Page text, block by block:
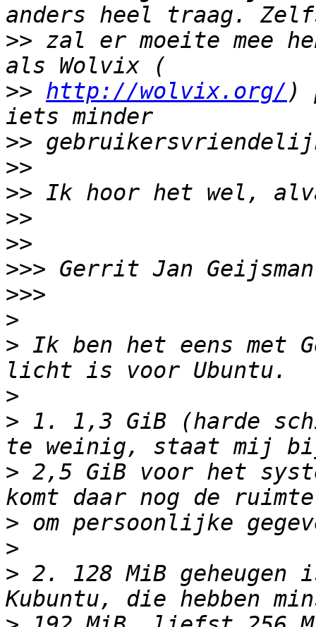
>> zal er moeite mee
>> http://wolvix.org/)
>>
>>
>>
>>
>>
>>>
>>>
>
> Ik ben het eens met
>
> 1. 1,3 GiB (harde
> 2,5 GiB voor het
>
>
> 2. 128 MiB